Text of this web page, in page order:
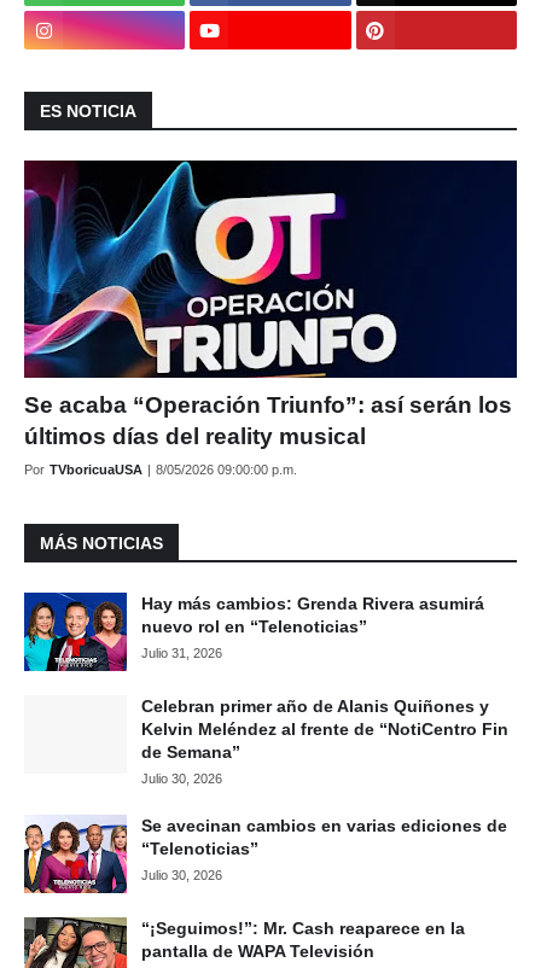
ES NOTICIA
Se acaba “Operación Triunfo”: así serán los
últimos días del reality musical
Por TVboricuaUSA | 8/05/2026 09:00:00 p.m.
MÁS NOTICIAS
Hay más cambios: Grenda Rivera asumirá
nuevo rol en “Telenoticias”
Julio 31, 2026
Celebran primer año de Alanis Quiñones y
Kelvin Meléndez al frente de “NotiCentro Fin
de Semana”
Julio 30, 2026
Se avecinan cambios en varias ediciones de
“Telenoticias”
Julio 30, 2026
“¡Seguimos!”: Mr. Cash reaparece en la
pantalla de WAPA Televisión